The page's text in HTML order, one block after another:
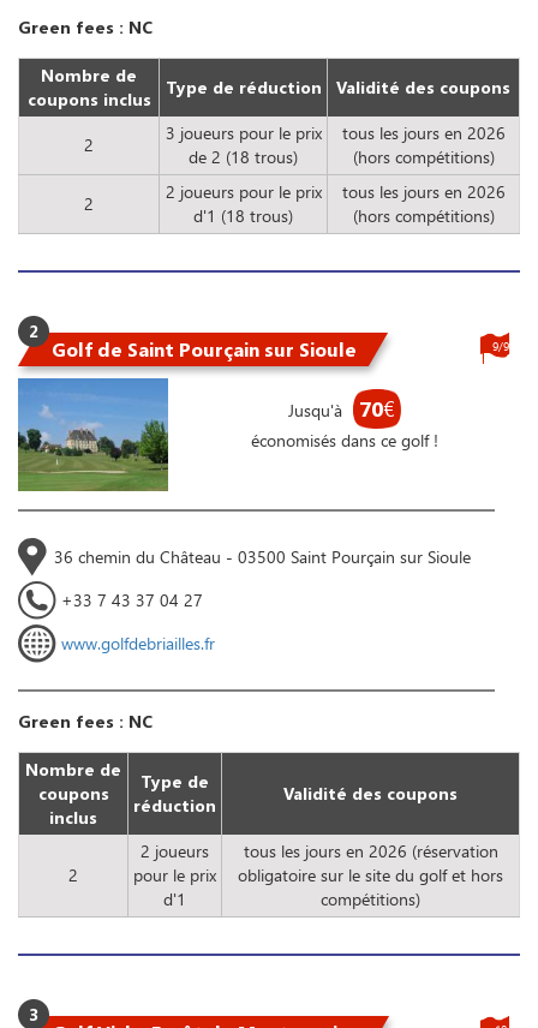
Green fees : NC
Nombre de
coupons inclus
Type de réduction Validité des coupons
2
3 joueurs pour le prix
de 2 (18 trous)
tous les jours en 2026
(hors compétitions)
2
2 joueurs pour le prix
d'1 (18 trous)
tous les jours en 2026
(hors compétitions)
2
Golf de Saint Pourçain sur Sioule
Jusqu'à 70€
économisés dans ce golf !
9/9
36 chemin du Château - 03500 Saint Pourçain sur Sioule
+33 7 43 37 04 27
www.golfdebriailles.fr
Green fees : NC
Nombre de
coupons
inclus
Type de
réduction
Validité des coupons
2
2 joueurs
pour le prix
d'1
tous les jours en 2026 (réservation
obligatoire sur le site du golf et hors
compétitions)
3